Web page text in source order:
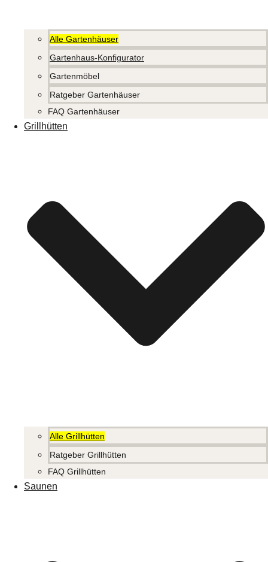
Alle Gartenhäuser
Gartenhaus-Konfigurator
Gartenmöbel
Ratgeber Gartenhäuser
FAQ Gartenhäuser
Grillhütten
Alle Grillhütten
Ratgeber Grillhütten
FAQ Grillhütten
Saunen